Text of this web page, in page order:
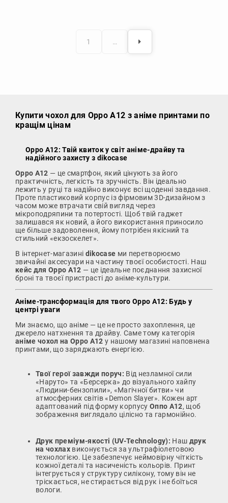
1 …
Купити чохол для Oppo A12 з аніме принтами по
кращім цінам
Oppo A12: Твій квиток у світ аніме-драйву та
надійного захисту з dikocase
Oppo A12 — це смартфон, який цінують за його
практичність, легкість та зручність. Він ідеально
лежить у руці та надійно виконує всі щоденні завдання.
Проте пластиковий корпус із фірмовим 3D-дизайном з
часом може втрачати свій вигляд через
мікроподряпини та потертості. Щоб твій гаджет
залишався як новий, а його використання приносило
ще більше задоволення, йому потрібен якісний та
стильний «екзоскелет».
В інтернет-магазині dikocase ми перетворюємо
звичайні аксесуари на частину твоєї особистості. Наш
кейс для Oppo A12 — це ідеальне поєднання захисної
броні та твоєї пристрасті до аніме-культури.
Аніме-трансформація для твого Oppo A12: Будь у
центрі уваги
Ми знаємо, що аніме — це не просто захоплення, це
джерело натхнення та драйву. Саме тому категорія
аніме чохол на Oppo A12 у нашому магазині наповнена
принтами, що заряджають енергією.
Твої герої завжди поруч: Від незламної сили
«Наруто» та «Берсерка» до візуального хайпу
«Людини-бензопили», «Магічної битви» чи
атмосферних світів «Demon Slayer». Кожен арт
адаптований під форму корпусу Оппо А12, щоб
зображення виглядало цілісно та гармонійно.
Друк преміум-якості (UV-Technology): Наш друк
на чохлах виконується за ультрафіолетовою
технологією. Це забезпечує неймовірну чіткість
кожної деталі та насиченість кольорів. Принт
інтегрується у структуру силікону, тому він не
тріскається, не стирається від рук і не боїться
вологи.